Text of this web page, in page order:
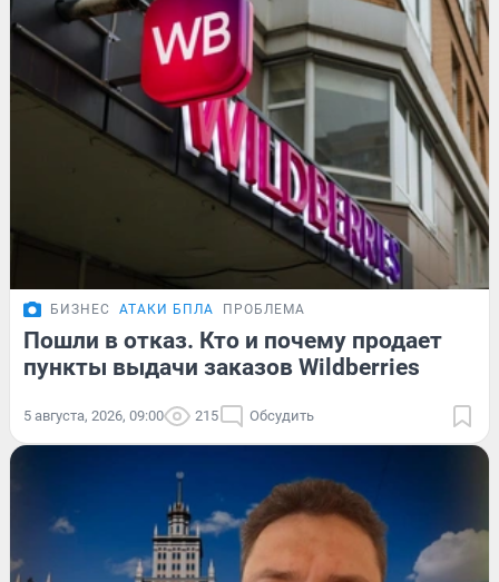
БИЗНЕС АТАКИ БПЛА ПРОБЛЕМА
Пошли в отказ. Кто и почему продает
пункты выдачи заказов Wildberries
5 августа, 2026, 09:00 215 Обсудить